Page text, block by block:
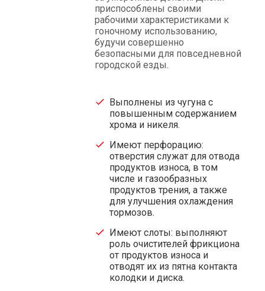
приспособлены своими
рабочими характеристиками к
гоночному использованию,
будучи совершенно
безопасными для повседневной
городской езды.
Выполнены из чугуна с
повышенным содержанием
хрома и никеля.
Имеют перфорацию:
отверстия служат для отвода
продуктов износа, в том
числе и газообразных
продуктов трения, а также
для улучшения охлаждения
тормозов.
Имеют слоты: выполняют
роль очистителей фрикциона
от продуктов износа и
отводят их из пятна контакта
колодки и диска.